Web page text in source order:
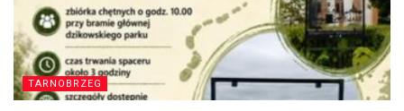
TARNOBRZEG